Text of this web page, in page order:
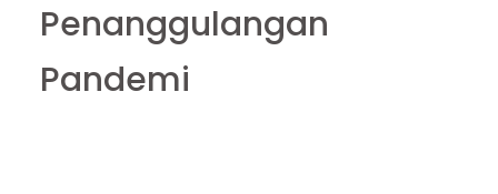
Penanggulangan
Pandemi